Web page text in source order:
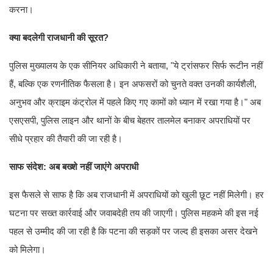
करना।
क्या बदलेगी राजधानी की सूरत?
पुलिस मुख्यालय के एक सीनियर अधिकारी ने बताया, "ये ट्रांसफर सिर्फ रूटीन नहीं
हैं, बल्कि एक रणनीतिक फैसला है। इन अफसरों को चुनते वक्त उनकी कार्यशैली,
अनुभव और क्राइम कंट्रोल में पहले किए गए कामों को ध्यान में रखा गया है।" अब
एसएसपी, पुलिस लाइन और थानों के बीच बेहतर तालमेल बनाकर अपराधियों पर
सीधे प्रहार की तैयारी की जा रही है।
साफ संदेश: अब बख्शे नहीं जाएंगे अपराधी
इस फैसले से साफ है कि अब राजधानी में अपराधियों को खुली छूट नहीं मिलेगी। हर
घटना पर सख्त कार्रवाई और जवाबदेही तय की जाएगी। पुलिस महकमे की इस नई
पहल से उम्मीद की जा रही है कि पटना की सड़कों पर जल्द ही इसका असर देखने
को मिलेगा।